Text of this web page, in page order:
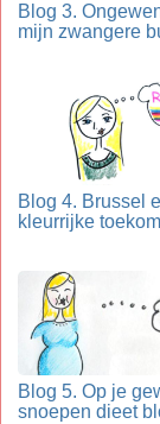
Blog 3.
mijn zwangere
Blog 4. Brussel
kleurrijke
Blog 5. Op je
snoepen dieet